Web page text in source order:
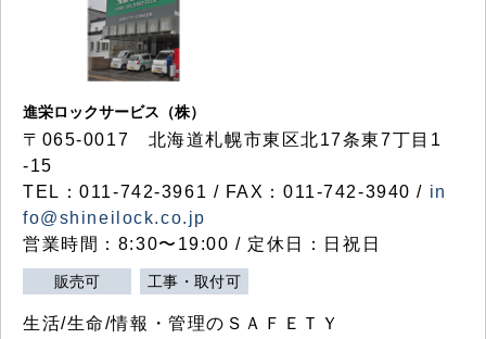
進栄ロックサービス（株）
〒065-0017 北海道札幌市東区北17条東7丁目1
-15
TEL：011-742-3961 / FAX：011-742-3940 / in
fo@shineilock.co.jp
営業時間：8:30〜19:00 / 定休日：日祝日
販売可 工事・取付可
生活/生命/情報・管理のＳＡＦＥＴＹ